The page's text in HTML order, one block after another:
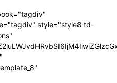
style="style8 td-